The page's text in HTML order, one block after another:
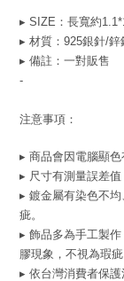
▸ SIZE：長寬約
▸ 材質：925銀針/
▸ 備註：一對販售
-
注意事項：
▸ 商品會因電腦顯色
▸ 尺寸有測量誤差值
▸ 鍍金屬有染色不
疵。
▸ 飾品多為手工製
膠現象，不視為瑕
▸ 依台灣消費者保